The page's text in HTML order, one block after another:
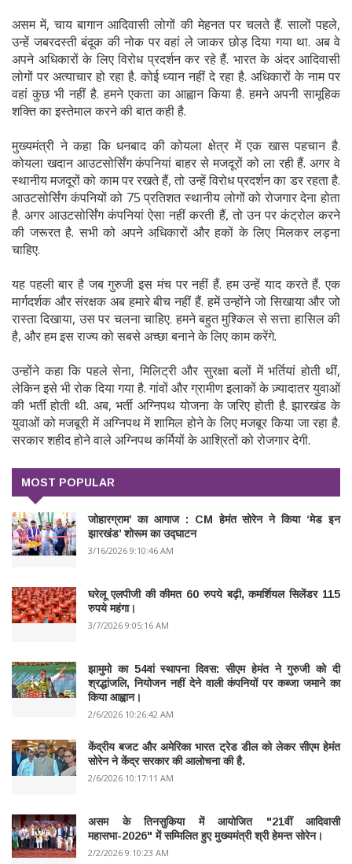
असम में, चाय बागान आदिवासी लोगों की मेहनत पर चलते हैं. सालों पहले,
उन्हें जबरदस्ती बंदूक की नोक पर वहां ले जाकर छोड़ दिया गया था. अब वे
अपने अधिकारों के लिए विरोध प्रदर्शन कर रहे हैं. भारत के अंदर आदिवासी
लोगों पर अत्याचार हो रहा है. कोई ध्यान नहीं दे रहा है. अधिकारों के नाम पर
वहां कुछ भी नहीं है. हमने एकता का आह्वान किया है. हमने अपनी सामूहिक
शक्ति का इस्तेमाल करने की बात कही है.
मुख्यमंत्री ने कहा कि धनबाद की कोयला क्षेत्र में एक खास पहचान है.
कोयला खदान आउटसोर्सिंग कंपनियां बाहर से मजदूरों को ला रही हैं. अगर वे
स्थानीय मजदूरों को काम पर रखते हैं, तो उन्हें विरोध प्रदर्शन का डर रहता है.
आउटसोर्सिंग कंपनियों को 75 प्रतिशत स्थानीय लोगों को रोजगार देना होता
है. अगर आउटसोर्सिंग कंपनियां ऐसा नहीं करती हैं, तो उन पर कंट्रोल करने
की जरूरत है. सभी को अपने अधिकारों और हकों के लिए मिलकर लड़ना
चाहिए.
यह पहली बार है जब गुरुजी इस मंच पर नहीं हैं. हम उन्हें याद करते हैं. एक
मार्गदर्शक और संरक्षक अब हमारे बीच नहीं हैं. हमें उन्होंने जो सिखाया और जो
रास्ता दिखाया, उस पर चलना चाहिए. हमने बहुत मुश्किल से सत्ता हासिल की
है, और हम इस राज्य को सबसे अच्छा बनाने के लिए काम करेंगे.
उन्होंने कहा कि पहले सेना, मिलिट्री और सुरक्षा बलों में भर्तियां होती थीं,
लेकिन इसे भी रोक दिया गया है. गांवों और ग्रामीण इलाकों के ज़्यादातर युवाओं
की भर्ती होती थी. अब, भर्ती अग्निपथ योजना के जरिए होती है. झारखंड के
युवाओं को मजबूरी में अग्निपथ में शामिल होने के लिए मजबूर किया जा रहा है.
सरकार शहीद होने वाले अग्निपथ कर्मियों के आश्रितों को रोजगार देगी.
MOST POPULAR
जोहारग्राम’ का आगाज : CM हेमंत सोरेन ने किया ‘मेड इन
झारखंड’ शोरूम का उद्घाटन
3/16/2026 9:10:46 AM
घरेलू एलपीजी की कीमत 60 रुपये बढ़ी, कमर्शियल सिलेंडर 115
रुपये महंगा।
3/7/2026 9:05:16 AM
झामुमो का 54वां स्थापना दिवस: सीएम हेमंत ने गुरुजी को दी
श्रद्धांजलि, नियोजन नहीं देने वाली कंपनियों पर कब्जा जमाने का
किया आह्वान।
2/6/2026 10:26:42 AM
केंद्रीय बजट और अमेरिका भारत ट्रेड डील को लेकर सीएम हेमंत
सोरेन ने केंद्र सरकार की आलोचना की है.
2/6/2026 10:17:11 AM
असम के तिनसुकिया में आयोजित "21वीं आदिवासी
महासभा-2026" में सम्मिलित हुए मुख्यमंत्री श्री हेमन्त सोरेन।
2/2/2026 9:10:23 AM